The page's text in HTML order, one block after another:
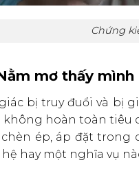
Chứng
mơ thấy
bị truy đuổi và bị
không hoàn toàn tiêu
ép, áp đặt trong
hay một nghĩa vụ